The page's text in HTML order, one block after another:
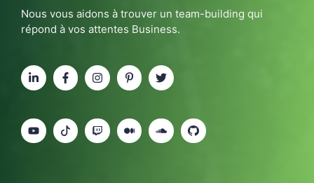
Nous vous aidons à trouver un team-building qui
répond à vos attentes Business.